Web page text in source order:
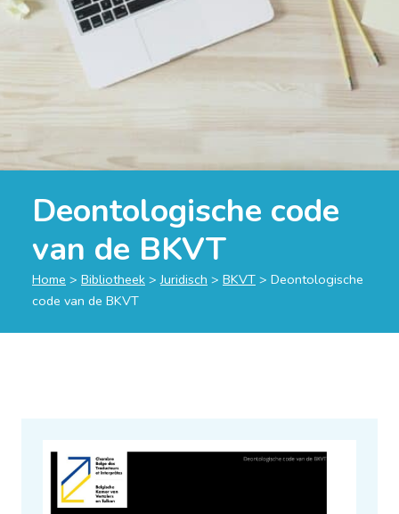
Deontologische code
van de BKVT
Home > Bibliotheek >Juridisch > BKVT > Deontologische
code van de BKVT